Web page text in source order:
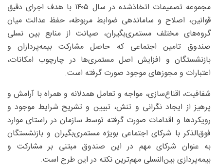
مجموعه تصمیمات اتخاذشده در سال ۱۴۰۵ با هدف اجرای دقیق
قوانین، اصلاح و ساماندهی ضوابط مربوطه، حفظ عدالت میان
گروه‌های مختلف مستمری‌بگیران، صیانت از منابع بین نسلی
صندوق تامین اجتماعی که حاصل مشارکت بیمه‌پردازان و
بازنشستگان و افزایش اصل مستمری‌ها در چارچوب امکانات،
اعتبارات و مجوزهای موجود صورت گرفته است.
شفافیت، اقناع‌سازی، مواجه و تعامل همدلانه و همراه با آرامش و
پرهیز از ایجاد نگرانی و تنش، تبیین و تشریح شرایط موجود و
رویکردها و اقدامات صورت گرفته توسط سازمان در راستای موارد
فوق‌الذکر با شرکای اجتماعی بویژه مستمری‌بگیران و بازنشستگان
به عنوان شرکای مهم در این صندوق مبتنی بر مشارکت و
بیمه‌پردازی بین‌النسلی مهم‌ترین نکته در این طرح است.